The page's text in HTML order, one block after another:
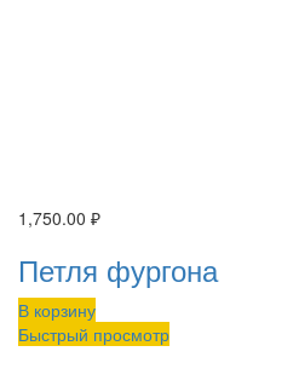
1,750.00 ₽
Петля фургона
В корзину
Быстрый просмотр